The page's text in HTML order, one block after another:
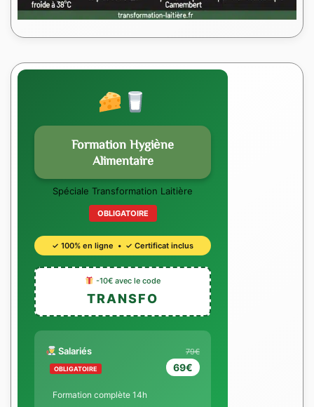
Formation Hygiène
Alimentaire
Spéciale Transformation Laitière
OBLIGATOIRE
✓ 100% en ligne • ✓ Certificat inclus
-10€ avec le code
TRANSFO
Salariés
OBLIGATOIRE
79€
69€
Formation complète 14h